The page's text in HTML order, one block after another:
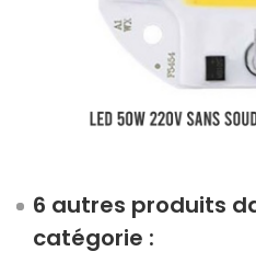
6 autres produits
catégorie :